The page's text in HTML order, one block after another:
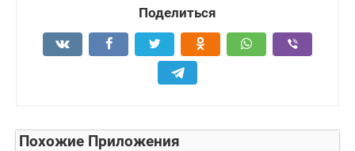
Поделиться
Похожие Приложения